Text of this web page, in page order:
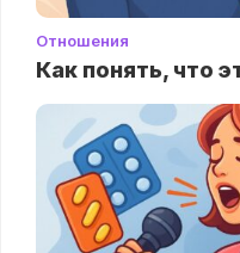
Отношения
Как понять, что